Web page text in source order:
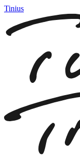
Tinius